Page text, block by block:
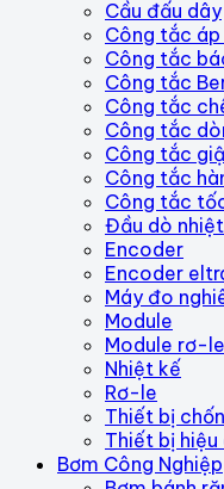
Cầu đấu dây
Công tắc
Công tắc
Công tắc
Công tắc
Công tắc
Công tắc
Công tắc
Công tắc
Đầu dò
Encoder
Encoder
Máy đo
Module
Module rơ-le
Nhiệt kế
Rơ-le
Thiết bị
Thiết bị
Bơm Công Nghiệp